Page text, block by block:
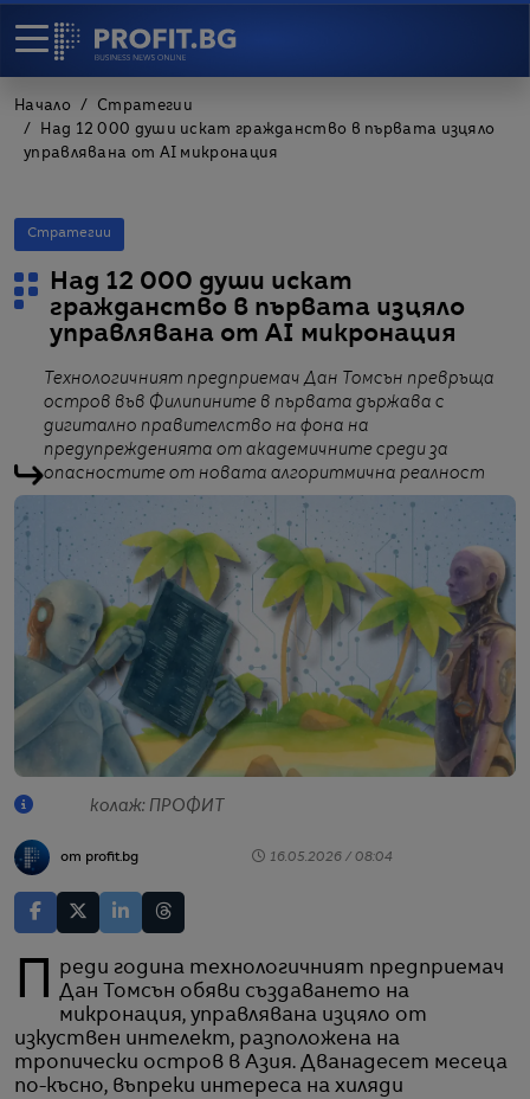
Начало
Стратегии
Над 12 000 души искат гражданство в първата изцяло
управлявана от AI микронация
Стратегии
Над 12 000 души искат
гражданство в първата изцяло
управлявана от AI микронация
Технологичният предприемач Дан Томсън превръща
остров във Филипините в първата държава с
дигитално правителство на фона на
предупрежденията от академичните среди за
опасностите от новата алгоритмична реалност
колаж: ПРОФИТ
от profit.bg 16.05.2026 / 08:04
Преди година технологичният предприемач Дан Томсън обяви създаването на
микронация, управлявана изцяло от
изкуствен интелект, разположена на
тропически остров в Азия. Дванадесет месеца
по-късно, въпреки интереса на хиляди